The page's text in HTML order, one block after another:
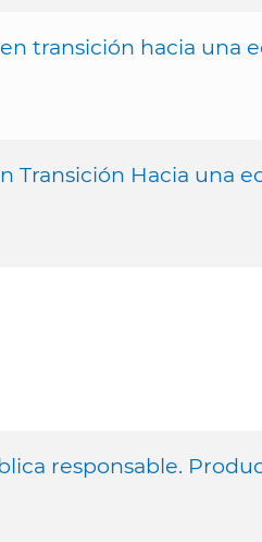
transición hacia una
Transición Hacia una
responsable.